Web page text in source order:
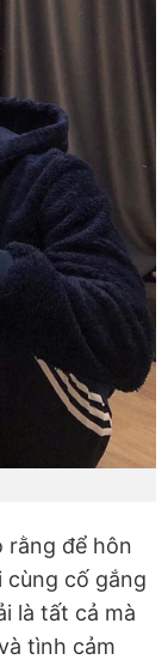
rằng để hôn
cùng cố gắng
là tất cả mà
tình cảm